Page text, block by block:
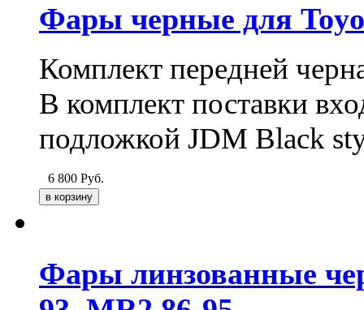
Фары черные для
Комплект передней
В комплект поставки
подложкой JDM Black
6 800 Руб.
Фары линзованные